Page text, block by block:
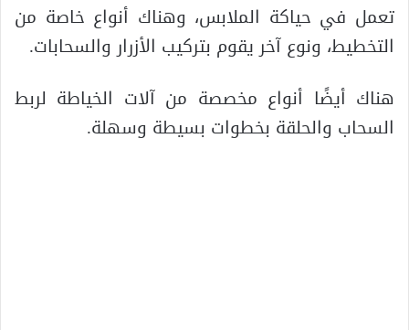
تعمل في حياكة الملابس، وهناك أنواع خاصة من
التخطيط، ونوع آخر يقوم بتركيب الأزرار والسحابات.
هناك أيضًا أنواع مخصصة من آلات الخياطة لربط
السحاب والحلقة بخطوات بسيطة وسهلة.